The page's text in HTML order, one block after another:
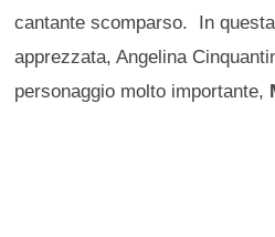
cantante scomparso. In
apprezzata, Angelina
personaggio molto importante,